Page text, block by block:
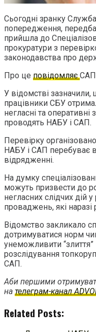
Сьогодні зранку
попередження,
прийшла до
прокуратури з
законодавства про
Про це повідомляє
У відомстві
працівники СБУ
негласні та оперативні
проводять НАБУ і САП.
Перевірку
НАБУ і САП перебуває
відрядженні.
На думку
можуть призвести до
негласних слідчих дій
проваджень, які
Відомство закликало
дотримуватися норм
унеможливити “злиття”
розслідування
САП.
Аби першими
на телеграм-канал
Related Posts: